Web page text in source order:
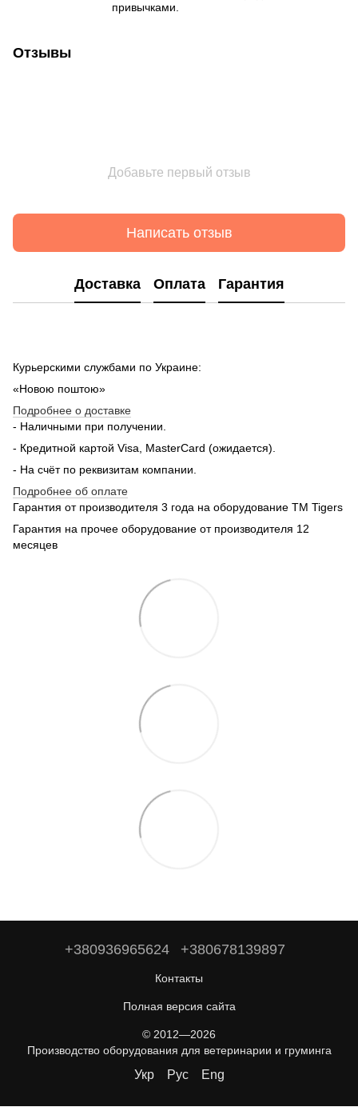
привычками.
Отзывы
Добавьте первый отзыв
Написать отзыв
Доставка Оплата Гарантия
Курьерскими службами по Украине:
«Новою поштою»
Подробнее о доставке
- Наличными при получении.
- Кредитной картой Visa, MasterCard (ожидается).
- На счёт по реквизитам компании.
Подробнее об оплате
Гарантия от производителя 3 года на оборудование TM Tigers
Гарантия на прочее оборудование от производителя 12
месяцев
+380936965624 +380678139897
Контакты
Полная версия сайта
© 2012—2026
Производство оборудования для ветеринарии и груминга
Укр Рус Eng